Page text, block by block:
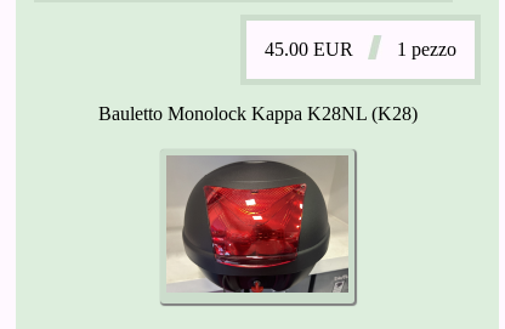
45.00 EUR 1 pezzo
Bauletto Monolock Kappa K28NL (K28)